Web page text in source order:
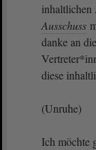
inhaltlichen
Ausschuss
danke an
diese
(Unruhe)
Ich möchte